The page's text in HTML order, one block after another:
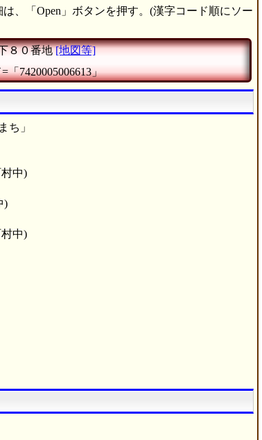
、「Open」ボタンを押す。(漢字コード順にソー
８０番地 [地図等]
「7420005006613」
ち」
中)
)
中)